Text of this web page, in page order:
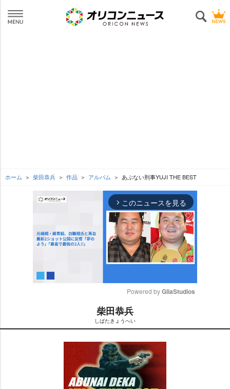
ホーム 柴田恭兵 作品 アルバム あぶない刑事YUJI THE BEST
arrow_forward_ios このニュースを見る
t
e
Powered by GliaStudios
柴田恭兵
しばたきょうへい